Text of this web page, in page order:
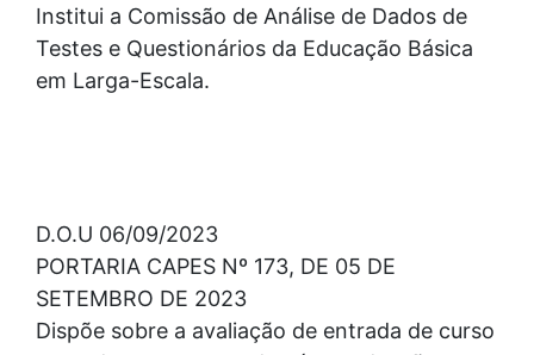
Institui a Comissão de Análise de Dados de
Testes e Questionários da Educação Básica
em Larga-Escala.
D.O.U 06/09/2023
PORTARIA CAPES Nº 173, DE 05 DE
SETEMBRO DE 2023
Dispõe sobre a avaliação de entrada de curso